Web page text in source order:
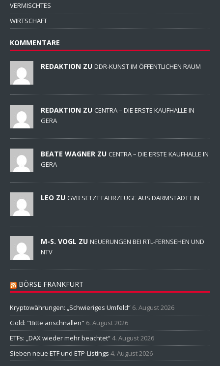
VERMISCHTES
WIRTSCHAFT
KOMMENTARE
REDAKTION ZU DDR-KUNST IM ÖFFENTLICHEN RAUM
REDAKTION ZU CENTRA – DIE ERSTE KAUFHALLE IN
GERA
BEATE WAGNER ZU CENTRA – DIE ERSTE KAUFHALLE IN
GERA
LEO ZU GVB SETZT FAHRZEUGE AUS DARMSTADT EIN
M-S. VOGL ZU NEUERUNGEN BEI RTL-FERNSEHEN UND
NTV
BÖRSE FRANKFURT
Kryptowährungen: „Schwieriges Umfeld“ 6. August 2026
Gold: "Bitte anschnallen" 6. August 2026
ETFs: „DAX wieder mehr beachtet“4. August 2026
Sieben neue ETF und ETP-Listings 4. August 2026